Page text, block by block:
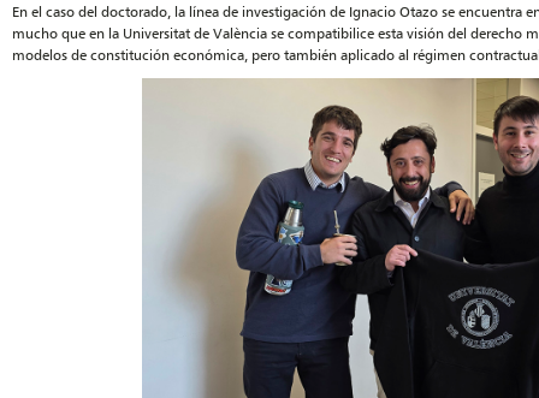
En el caso del doctorado, la línea de investigación de Ignacio Otazo se encuentra
mucho que en la Universitat de València se compatibilice esta visión del derecho
modelos de constitución económica, pero también aplicado al régimen